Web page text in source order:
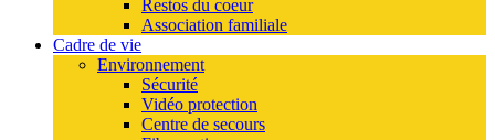
Restos du coeur
Association familiale
Cadre de vie
Environnement
Sécurité
Vidéo protection
Centre de secours